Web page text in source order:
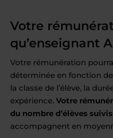
Votre
qu’enseignant
Votre rémunération
déterminée en fonction
la classe de l’élève, la
expérience. Votre
du nombre d’élèves suivis
accompagnent en